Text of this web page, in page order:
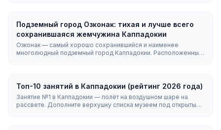
вентиляционные шахты.
Подземный город Озконак: тихая и лучше всего
сохранившаяся жемчужина Каппадокии
Озконак — самый хорошо сохранившийся и наименее
многолюдный подземный город Каппадокии. Расположенный
альтернатива Деринкую и Каймаклы.
Топ-10 занятий в Каппадокии (рейтинг 2026 года)
Занятие №1 в Каппадокии — полёт на воздушном шаре на
рассвете. Дополните верхушку списка музеем под открытым